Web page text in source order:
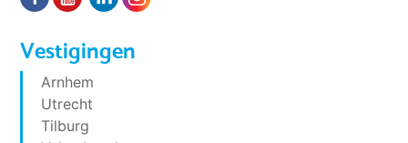
Vestigingen
Arnhem
Utrecht
Tilburg